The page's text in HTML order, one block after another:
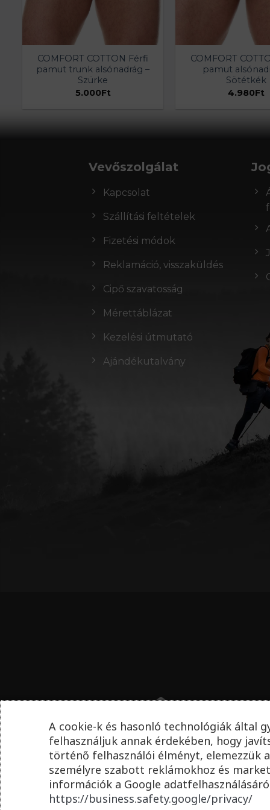
COMFORT COTTON Férfi
pamut trunk alsónadrág –
Szürke
5.000Ft
COMFORT
pamut
Sötétkék
4.980Ft
Vevőszolgálat
Kapcsolat
Szállítási feltételek
Fizetési módok
Reklamáció, visszaküldés
Cipő szavatosság
Mérettáblázat
Kezelési útmutató
Ajándékutalvány
A cookie-k és hasonló technológiák által
felhasználjuk annak érdekében, hogy
történő felhasználói élményt, elemezzük
személyre szabott reklámokhoz és
információk a Google
https://business.safety.google/privacy/